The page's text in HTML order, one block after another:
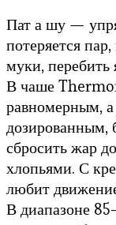
Пат а шу —
потеряется
муки, перебить
В чаше
равномерным,
дозированным,
сбросить жар
хлопьями. С
любит
В диапазоне